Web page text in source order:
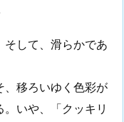
して、滑らかであ
、移ろいゆく色彩が
いや、「クッキリ